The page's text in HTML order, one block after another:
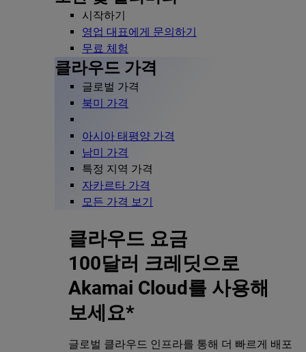
시작하기
영업 대표에게 문의하기
무료 체험
클라우드 가격
글로벌 가격
북미 가격
아시아 태평양 가격
남미 가격
특정 지역 가격
자카르타 가격
모든 가격 보기
클라우드 요금
100달러 크레딧으로
Akamai Cloud를 사용해
보세요*
글로벌 클라우드 인프라를 통해 더 빠르게 배포